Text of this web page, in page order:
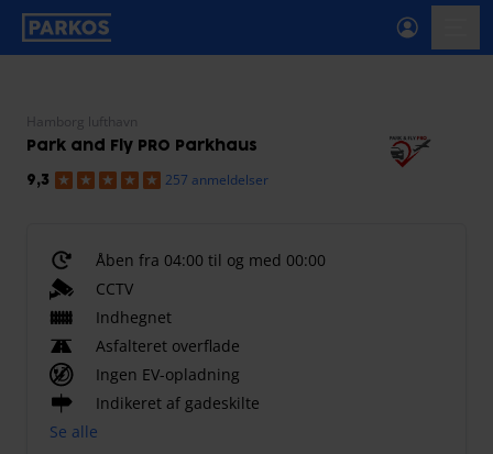
etiket-for-primær-navigation
Hamborg lufthavn
Park and Fly PRO Parkhaus
9,3 257 anmeldelser
Åben fra 04:00 til og med 00:00
CCTV
Indhegnet
Asfalteret overflade
Ingen EV-opladning
Indikeret af gadeskilte
Se alle